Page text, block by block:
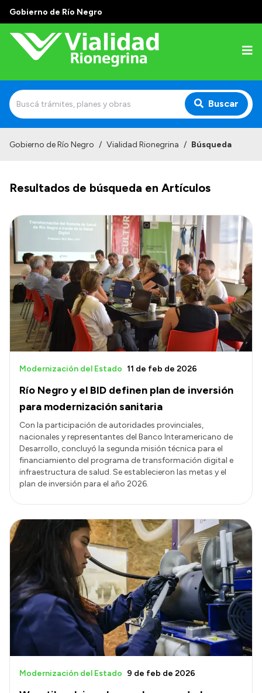
Gobierno de Río Negro
Buscar
Funciones
Autoridades
Delegaciones
Normativa
Historia Vial
Mi Vial
Recibos de sueldo
Correo oficial
Gobierno de Río Negro / Vialidad Rionegrina / Búsqueda
Resultados de búsqueda en Artículos
Río Negro y el BID definen plan de inversión
para modernización sanitaria
Modernización del Estado 11 de feb de 2026
Con la participación de autoridades provinciales,
nacionales y representantes del Banco Interamericano de
Desarrollo, concluyó la segunda misión técnica para el
financiamiento del programa de transformación digital e
infraestructura de salud. Se establecieron las metas y el
plan de inversión para el año 2026.
Modernización del Estado 9 de feb de 2026